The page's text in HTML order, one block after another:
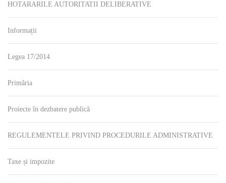
HOTARARILE AUTORITATII DELIBERATIVE
Informații
Legea 17/2014
Primăria
Proiecte în dezbatere publică
REGULEMENTELE PRIVIND PROCEDURILE ADMINISTRATIVE
Taxe și impozite